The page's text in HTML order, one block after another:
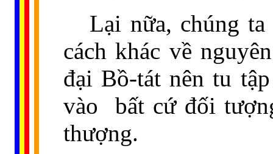
Lại nữa, chúng
cách khác về
đại Bồ-tát nên tu
vào
bất cứ đối
thượng.